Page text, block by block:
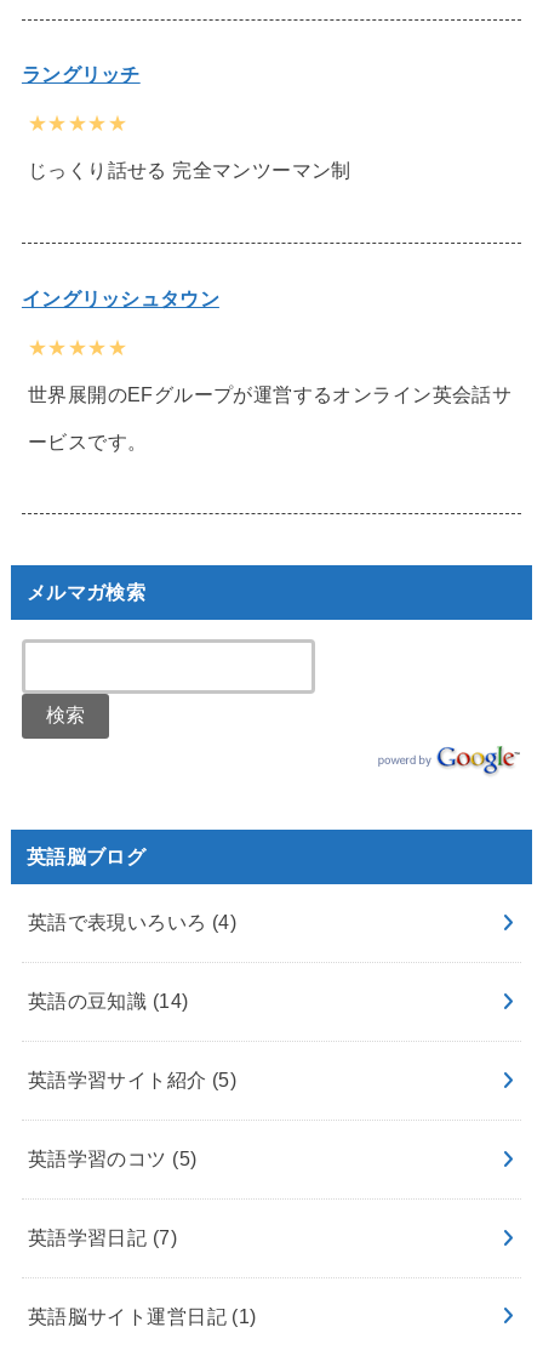
ラングリッチ
★★★★★
じっくり話せる 完全マンツーマン制
イングリッシュタウン
★★★★★
世界展開のEFグループが運営するオンライン英会話サ
ービスです。
メルマガ検索
英語脳ブログ
英語で表現いろいろ (4)
英語の豆知識 (14)
英語学習サイト紹介 (5)
英語学習のコツ (5)
英語学習日記 (7)
英語脳サイト運営日記 (1)